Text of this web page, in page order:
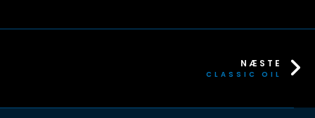
NÆSTE
CLASSIC OIL